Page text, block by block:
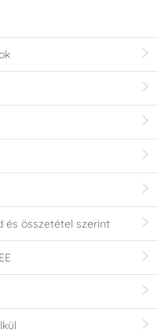
és összetétel szerint